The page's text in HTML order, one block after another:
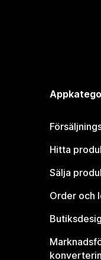
Hitta
Sälja
Order och